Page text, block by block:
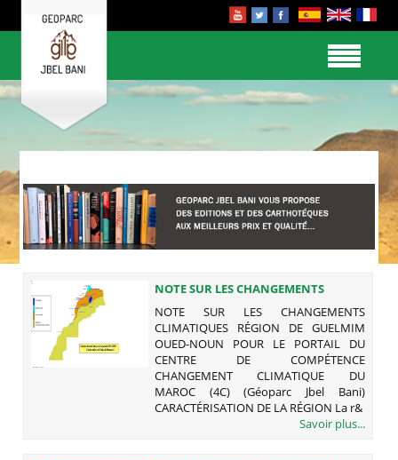
NOTE SUR LES CHANGEMENTS
CLIMATIQUES RÉGION DE GUELMIM
OUED-NOUN POUR LE PORTAIL DU
CENTRE DE COMPÉTENCE
CHANGEMENT CLIMATIQUE DU
MAROC (4C) (GÉOPARC JBEL BANI)
NOTE SUR LES CHANGEMENTS
CLIMATIQUES RÉGION DE GUELMIM
OUED-NOUN POUR LE PORTAIL DU
CENTRE DE COMPÉTENCE
CHANGEMENT CLIMATIQUE DU
MAROC (4C) (Géoparc Jbel Bani)
CARACTÉRISATION DE LA RÉGION La r&
Savoir plus...